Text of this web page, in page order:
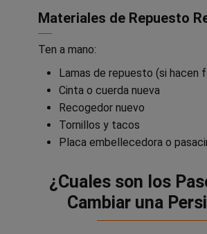
Materiales de Repuesto
Ten a mano:
Lamas de repuesto (si hacen
Cinta o cuerda nueva
Recogedor nuevo
Tornillos y tacos
Placa embellecedora o
¿Cuales son los
Cambiar una